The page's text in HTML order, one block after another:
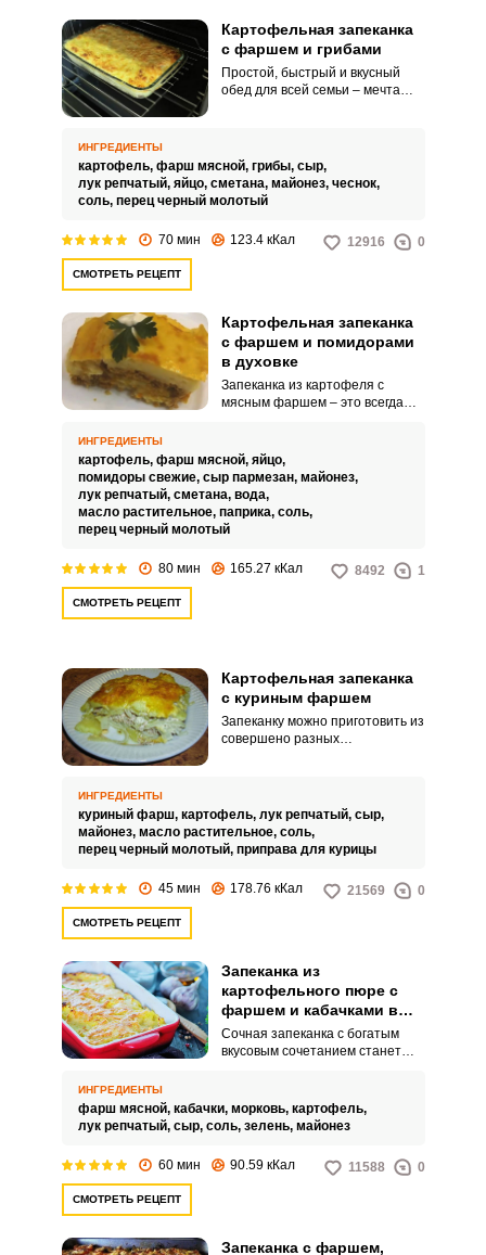
Картофельная запеканка
с фаршем и грибами
Простой, быстрый и вкусный
обед для всей семьи – мечта
запеканки с фаршем и грибами.
ИНГРЕДИЕНТЫ
картофель, фарш мясной, грибы, сыр,
лук репчатый, яйцо, сметана, майонез, чеснок,
соль, перец черный молотый
70 мин 123.4 кКал 12916 0
СМОТРЕТЬ РЕЦЕПТ
Картофельная запеканка
с фаршем и помидорами
в духовке
Запеканка из картофеля с
мясным фаршем – это всегда
ужин.
ИНГРЕДИЕНТЫ
картофель, фарш мясной, яйцо,
помидоры свежие, сыр пармезан, майонез,
лук репчатый, сметана, вода,
масло растительное, паприка, соль,
перец черный молотый
80 мин 165.27 кКал 8492 1
СМОТРЕТЬ РЕЦЕПТ
Картофельная запеканка
с куриным фаршем
Запеканку можно приготовить из
совершено разных
Продукты для нее почти всегда
под рукой, а значит этот рецепт
особенно пригодится, когда
нужно что-нибудь быстренько
ИНГРЕДИЕНТЫ
куриный фарш, картофель, лук репчатый, сыр,
майонез, масло растительное, соль,
перец черный молотый, приправа для курицы
45 мин 178.76 кКал 21569 0
СМОТРЕТЬ РЕЦЕПТ
Запеканка из
картофельного пюре с
фаршем и кабачками в
духовке
Сочная запеканка с богатым
вкусовым сочетанием станет
очень просто, а результат
потрясающий.
ИНГРЕДИЕНТЫ
фарш мясной, кабачки, морковь, картофель,
лук репчатый, сыр, соль, зелень, майонез
60 мин 90.59 кКал 11588 0
СМОТРЕТЬ РЕЦЕПТ
Запеканка с фаршем,